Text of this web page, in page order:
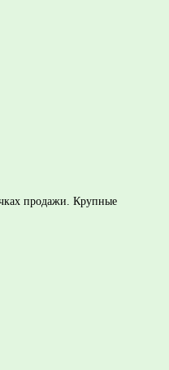
продажи. Крупные